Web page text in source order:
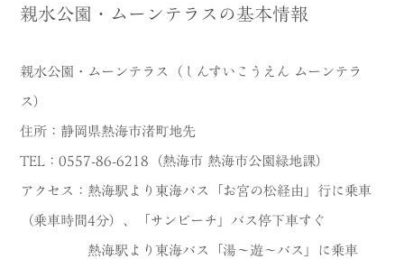
親水公園・ムーンテラスの基本情報
親水公園・ムーンテラス （しんすいこうえん ムーンテラ
ス）
住所：静岡県熱海市渚町地先
TEL：0557-86-6218（熱海市 熱海市公園緑地課）
アクセス：熱海駅より東海バス「お宮の松経由」行に乗車
（乗車時間4分）、「サンビーチ」バス停下車すぐ
熱海駅より東海バス「湯～遊～バス」に乗車